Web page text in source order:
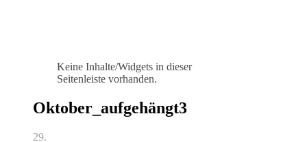
Keine Inhalte/Widgets in dieser
Seitenleiste vorhanden.
Oktober_aufgehängt3
29.